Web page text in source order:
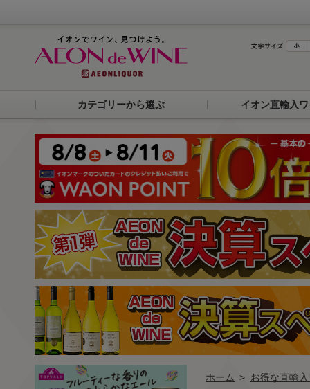
カテゴリーから選ぶ イオン直輸入
ホーム > お得な直輸